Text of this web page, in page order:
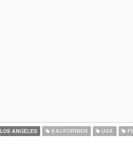
LOS ANGELES KALIFORNIEN USA